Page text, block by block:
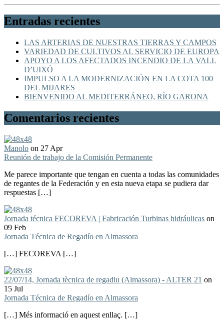
Entradas recientes
LAS ARTERIAS DE NUESTRAS TIERRAS Y CAMPOS
VARIEDAD DE CULTIVOS AL SERVICIO DE EUROPA
APOYO A LOS AFECTADOS INCENDIO DE LA VALL
D’UIXÓ
IMPULSO A LA MODERNIZACIÓN EN LA COTA 100
DEL MIJARES
BIENVENIDO AL MEDITERRÁNEO, RÍO GARONA
Comentarios recientes
Manolo on 27 Apr
Reunión de trabajo de la Comisión Permanente
Me parece importante que tengan en cuenta a todas las comunidades
de regantes de la Federación y en esta nueva etapa se pudiera dar
respuestas […]
Jornada técnica FECOREVA | Fabricación Turbinas hidráulicas on
09 Feb
Jornada Técnica de Regadío en Almassora
[…] FECOREVA […]
22/07/14, Jornada tècnica de regadiu (Almassora) - ALTER 21 on
15 Jul
Jornada Técnica de Regadío en Almassora
[…] Més informació en aquest enllaç. […]